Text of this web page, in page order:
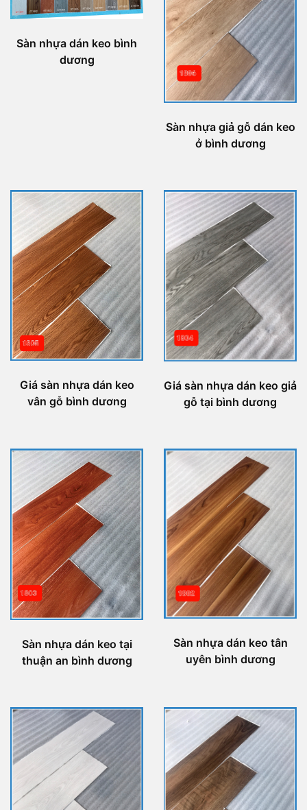
Sàn nhựa dán keo bình
dương
Sàn nhựa giả gỗ dán keo
ở bình dương
Giá sàn nhựa dán keo
vân gỗ bình dương
Giá sàn nhựa dán keo giả
gỗ tại bình dương
Sàn nhựa dán keo tại
thuận an bình dương
Sàn nhựa dán keo tân
uyên bình dương